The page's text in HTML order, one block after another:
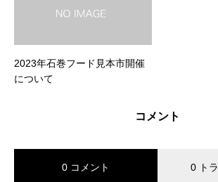
2023年石巻フード見本市開催
について
コメント
0 コメント 0 ト